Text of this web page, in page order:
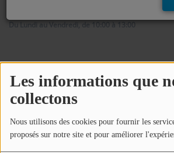
Les informations que
collectons
Nous utilisons des cookies pour fournir les
proposés sur notre site et pour améliorer
EMISSIONS
FRÉQUENCES
EVÈNEMENTS
LES JEUX
Du Lundi au Vendredi, de 10:00 à 13:00
Animateur(s) de l’émission
Sebastien
Animateur